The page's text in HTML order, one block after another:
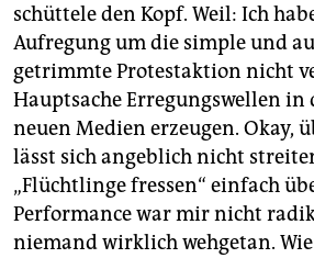
schüttele den Kopf. Weil: Ich
Aufregung um die simple und
getrimmte Protestaktion nicht
Hauptsache Erregungswellen
neuen Medien erzeugen. Okay,
lässt sich angeblich nicht
„Flüchtlinge fressen“ einfach
Performance war mir nicht
niemand wirklich wehgetan. Wie